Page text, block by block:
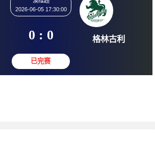
2026-06-05 17:30:00
0 : 0